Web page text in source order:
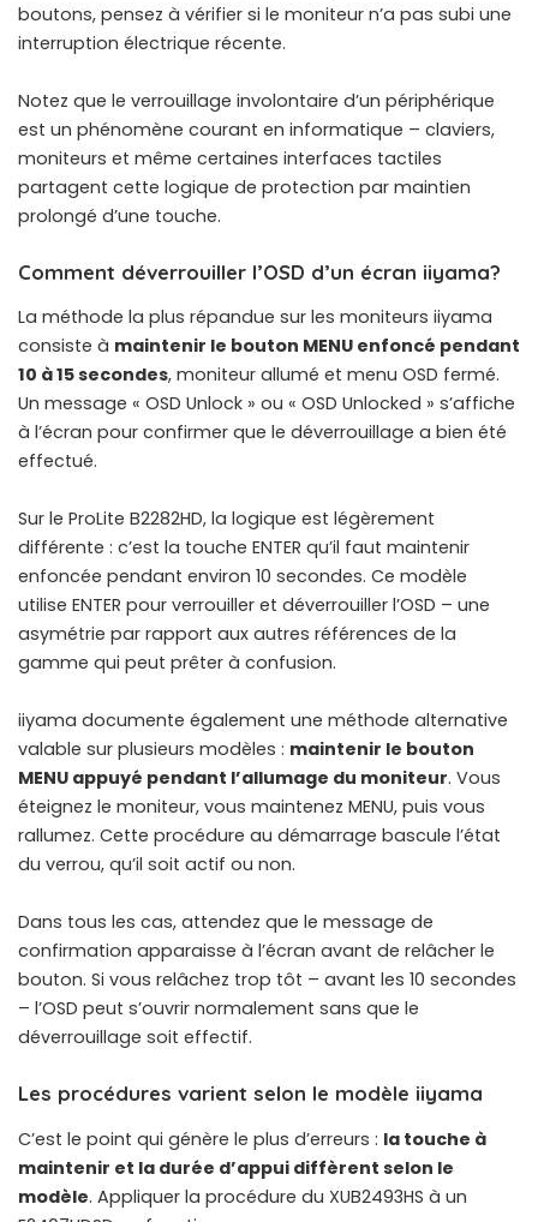
boutons, pensez à vérifier si le moniteur n’a pas subi une
interruption électrique récente.
Notez que le verrouillage involontaire d’un périphérique
est un phénomène courant en informatique – claviers,
moniteurs et même certaines interfaces tactiles
partagent cette logique de protection par maintien
prolongé d’une touche.
Comment déverrouiller l’OSD d’un écran iiyama?
La méthode la plus répandue sur les moniteurs iiyama
consiste à maintenir le bouton MENU enfoncé pendant
10 à 15 secondes, moniteur allumé et menu OSD fermé.
Un message « OSD Unlock » ou « OSD Unlocked » s’affiche
à l’écran pour confirmer que le déverrouillage a bien été
effectué.
Sur le ProLite B2282HD, la logique est légèrement
différente : c’est la touche ENTER qu’il faut maintenir
enfoncée pendant environ 10 secondes. Ce modèle
utilise ENTER pour verrouiller et déverrouiller l’OSD – une
asymétrie par rapport aux autres références de la
gamme qui peut prêter à confusion.
iiyama documente également une méthode alternative
valable sur plusieurs modèles : maintenir le bouton
MENU appuyé pendant l’allumage du moniteur. Vous
éteignez le moniteur, vous maintenez MENU, puis vous
rallumez. Cette procédure au démarrage bascule l’état
du verrou, qu’il soit actif ou non.
Dans tous les cas, attendez que le message de
confirmation apparaisse à l’écran avant de relâcher le
bouton. Si vous relâchez trop tôt – avant les 10 secondes
– l’OSD peut s’ouvrir normalement sans que le
déverrouillage soit effectif.
Les procédures varient selon le modèle iiyama
C’est le point qui génère le plus d’erreurs : la touche à
maintenir et la durée d’appui diffèrent selon le
modèle. Appliquer la procédure du XUB2493HS à un